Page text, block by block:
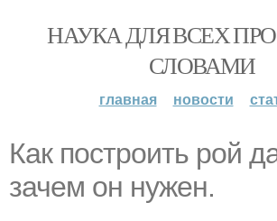
НАУКА ДЛЯ ВСЕХ
СЛОВАМИ
главная новости
Как построить рой
зачем он нужен.